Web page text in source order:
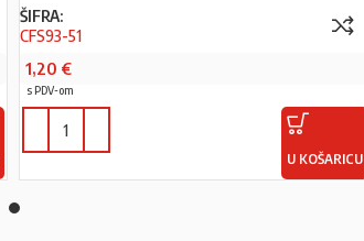
ŠIFRA:
CFS93-51
1,20 €
s PDV-om
U KOŠARICU